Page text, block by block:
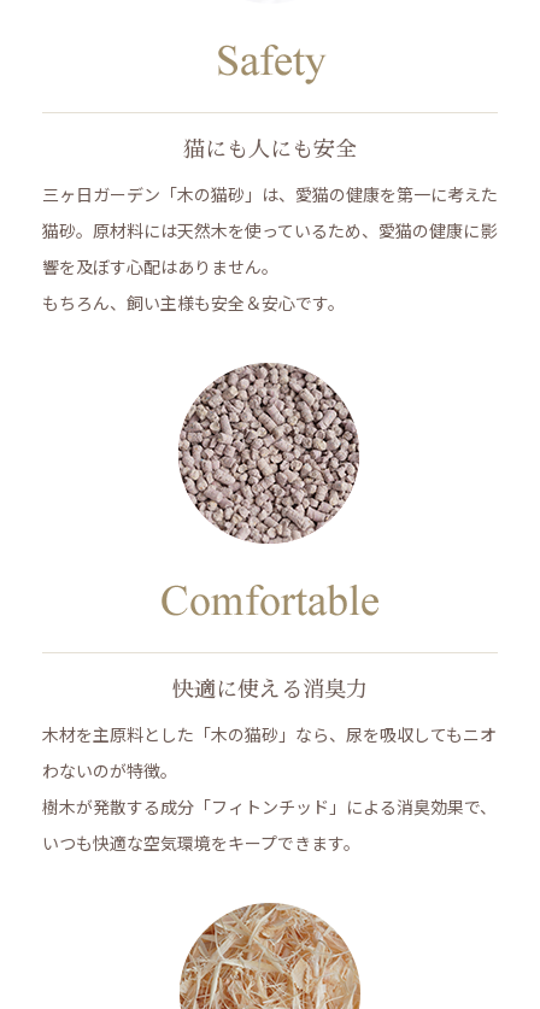
猫にも人にも安全
三ヶ日ガーデン「木の猫砂」は、愛猫の健康を第一に考えた
猫砂。原材料には天然木を使っているため、愛猫の健康に影
響を及ぼす心配はありません。
もちろん、飼い主様も安全＆安心です。
快適に使える消臭力
木材を主原料とした「木の猫砂」なら、尿を吸収してもニオ
わないのが特徴。
樹木が発散する成分「フィトンチッド」による消臭効果で、
いつも快適な空気環境をキープできます。